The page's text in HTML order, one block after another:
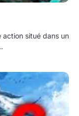
action situé dans un